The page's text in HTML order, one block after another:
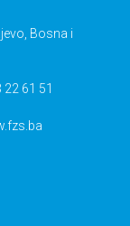
Bosna i
61 51